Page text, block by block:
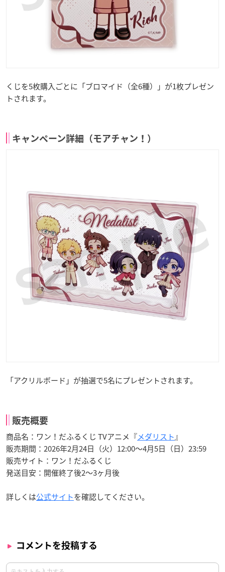
くじを5枚購入ごとに「ブロマイド（全6種）」が1枚プレゼン
トされます。
キャンペーン詳細（モアチャン！）
「アクリルボード」が抽選で5名にプレゼントされます。
販売概要
商品名：ワン！だふるくじ TVアニメ『メダリスト』
販売期間：2026年2月24日（火）12:00〜4月5日（日）23:59
販売サイト：ワン！だふるくじ
発送目安：開催終了後2〜3ヶ月後
詳しくは公式サイトを確認してください。
コメントを投稿する